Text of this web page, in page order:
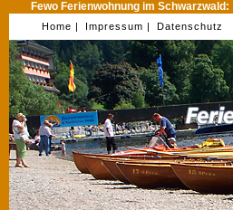
Fewo Ferienwohnung im Schwarzwald:
Home | Impressum | Datenschutz